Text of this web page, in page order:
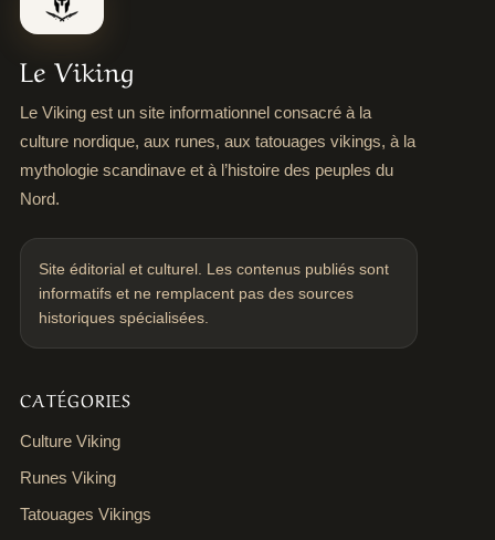
Le Viking
Le Viking est un site informationnel consacré à la
culture nordique, aux runes, aux tatouages vikings, à la
mythologie scandinave et à l’histoire des peuples du
Nord.
Site éditorial et culturel. Les contenus publiés sont
informatifs et ne remplacent pas des sources
historiques spécialisées.
CATÉGORIES
Culture Viking
Runes Viking
Tatouages Vikings